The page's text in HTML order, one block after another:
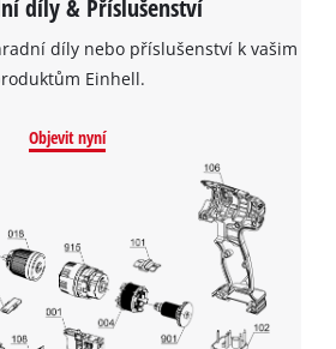
K načtení služby Google Maps
potřebujeme váš souhlas!
content is not permitted to load due
The website owner needs to setup
with their CMP to add this content
to the list of technologies used.
Powered by
Usercentrics Consent
Management Platform
díly & Příslušenství
díly nebo příslušenství k vašim
Einhell.
Objevit nyní